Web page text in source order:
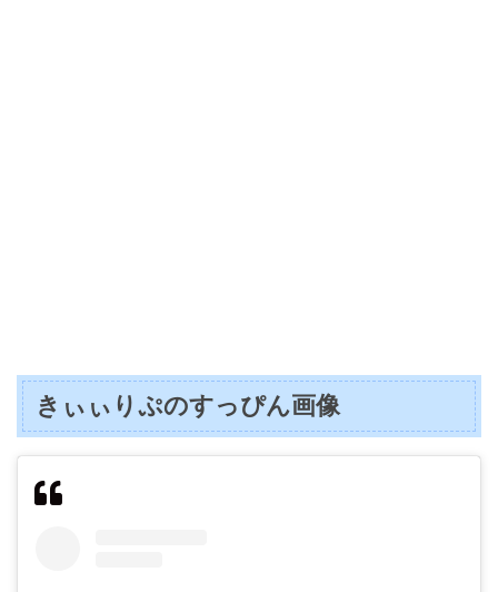
きぃぃりぷのすっぴん画像